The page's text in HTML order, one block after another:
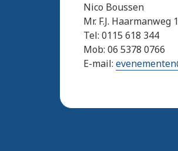
Nico Boussen
Mr. F.J. Haarmanweg
Tel: 0115 618 344
Mob: 06 5378 0766
E-mail: